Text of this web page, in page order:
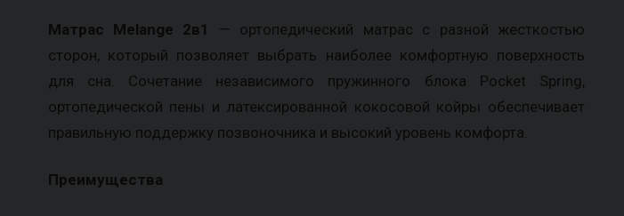
Матрас Melange 2в1
— ортопедический матрас с разной жесткостью
сторон, который позволяет выбрать наиболее комфортную поверхность
для сна. Сочетание независимого пружинного блока Pocket Spring,
ортопедической пены и латексированной кокосовой койры обеспечивает
правильную поддержку позвоночника и высокий уровень комфорта.
Преимущества